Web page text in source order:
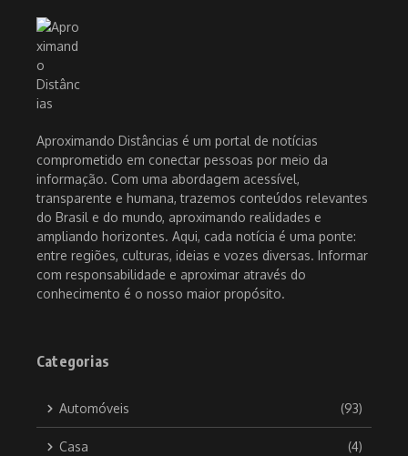
Aproximando Distâncias é um portal de notícias
comprometido em conectar pessoas por meio da
informação. Com uma abordagem acessível,
transparente e humana, trazemos conteúdos relevantes
do Brasil e do mundo, aproximando realidades e
ampliando horizontes. Aqui, cada notícia é uma ponte:
entre regiões, culturas, ideias e vozes diversas. Informar
com responsabilidade e aproximar através do
conhecimento é o nosso maior propósito.
Categorias
Automóveis (93)
Casa (4)